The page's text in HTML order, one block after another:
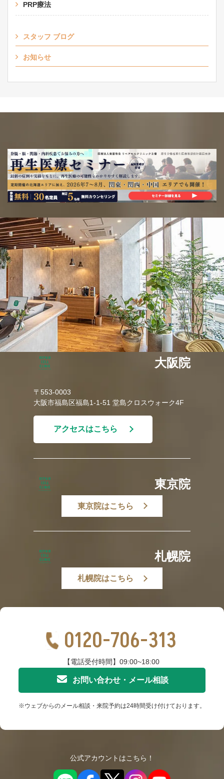
PRP療法
スタッフ ブログ
お知らせ
大阪院
〒553-0003
大阪市福島区福島1-1-51 堂島クロスウォーク4F
アクセスはこちら
東京院
東京院はこちら
札幌院
札幌院はこちら
0120-706-313
【電話受付時間】09:00~18:00
お問い合わせ・メール相談
※ウェブからのメール相談・来院予約は24時間受け付けております。
公式アカウントはこちら！